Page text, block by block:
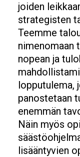
joiden
strategisten
Teemme
nimenomaan
nopean ja
lopputulema,
panostetaan
enemmän
Näin myös
lisääntyvien